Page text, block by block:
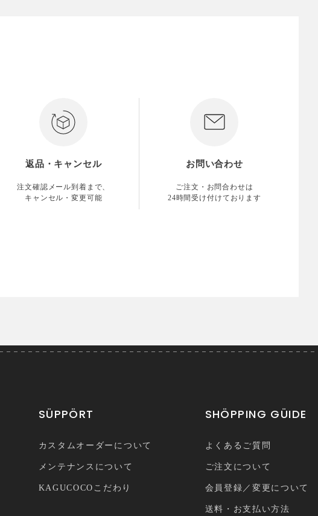
返品・キャンセル
注文確認メール到着まで、
キャンセル・変更可能
お問い合わせ
ご注文・お問合わせは
24時間受け付けております
SÜPPÖRT
カスタムオーダーについて
メンテナンスについて
KAGUCOCOこだわり
SHÖPPING GÜIDE
よくあるご質問
ご注文について
会員登録／変更について
送料・お支払い方法